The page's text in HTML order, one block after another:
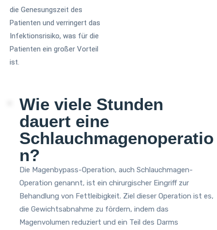
die Genesungszeit des
Patienten und verringert das
Infektionsrisiko, was für die
Patienten ein großer Vorteil
ist.
Wie viele Stunden
dauert eine
Schlauchmagenoperatio
n?
Die Magenbypass-Operation, auch Schlauchmagen-
Operation genannt, ist ein chirurgischer Eingriff zur
Behandlung von Fettleibigkeit. Ziel dieser Operation ist es,
die Gewichtsabnahme zu fördern, indem das
Magenvolumen reduziert und ein Teil des Darms